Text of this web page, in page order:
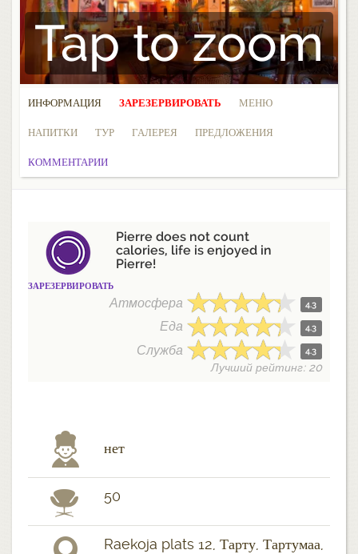
Tap to zoom
ИНФОРМАЦИЯ ЗАРЕЗЕРВИРОВАТЬ МЕНЮ
НАПИТКИ ТУР ГАЛЕРЕЯ ПРЕДЛОЖЕНИЯ
КОММЕНТАРИИ
ЗАРЕЗЕРВИРОВАТЬ
Pierre does not count
calories, life is enjoyed in
Pierre!
Атмосфера 4.3
Еда 4.3
Служба 4.3
Лучший рейтинг: 20
нет
50
Raekoja plats 12, Тарту, Тартумаа,